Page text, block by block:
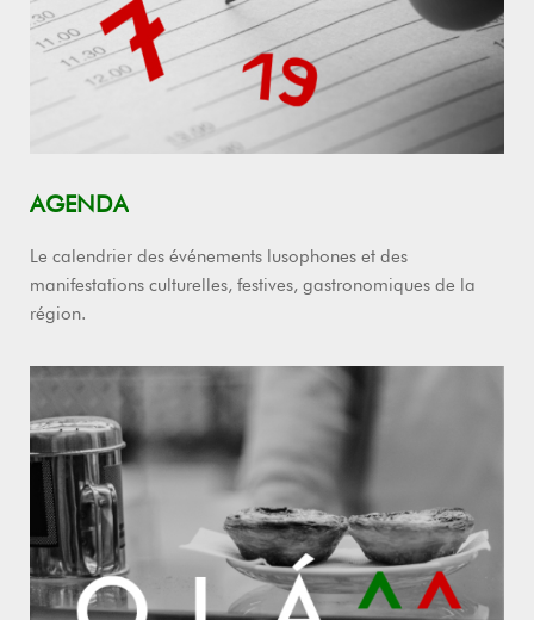
AGENDA
Le calendrier des événements lusophones et des
manifestations culturelles, festives, gastronomiques de la
région.